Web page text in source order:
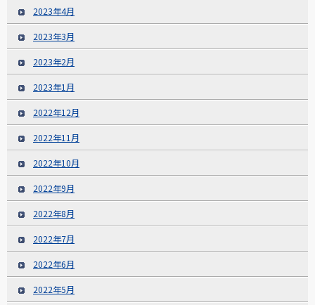
2023年4月
2023年3月
2023年2月
2023年1月
2022年12月
2022年11月
2022年10月
2022年9月
2022年8月
2022年7月
2022年6月
2022年5月